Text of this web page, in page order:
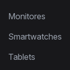
Monitores
Smartwatches
Tablets